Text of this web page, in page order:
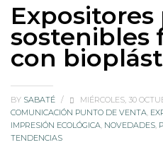
Expositores
sostenibles
con
BY SABATÉ / MIÉRCOLES, 30
COMUNICACIÓN PUNTO DE VENTA,
IMPRESIÓN ECOLÓGICA, NOVEDADES,
TENDENCIAS